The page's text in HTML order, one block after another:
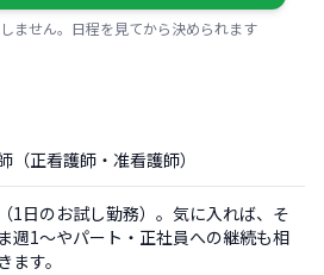
ません。日程を見てから決められます
（正看護師・准看護師）
1日のお試し勤務）。気に入れば、そ
週1〜やパート・正社員への継続も相
ます。